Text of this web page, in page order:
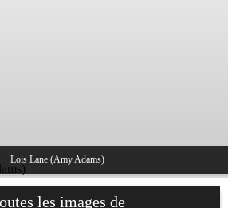
Lois Lane (Amy Adams)
les images de